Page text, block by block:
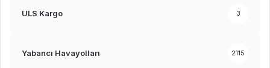
ULS Kargo 3
Yabancı Havayolları 2115